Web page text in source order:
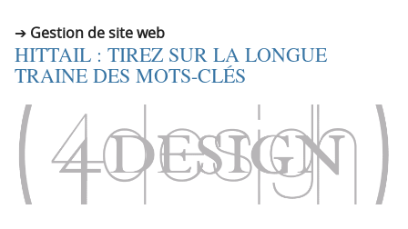
Gestion de site web
HITTAIL : TIREZ SUR LA LONGUE
TRAINE DES MOTS-CLÉS